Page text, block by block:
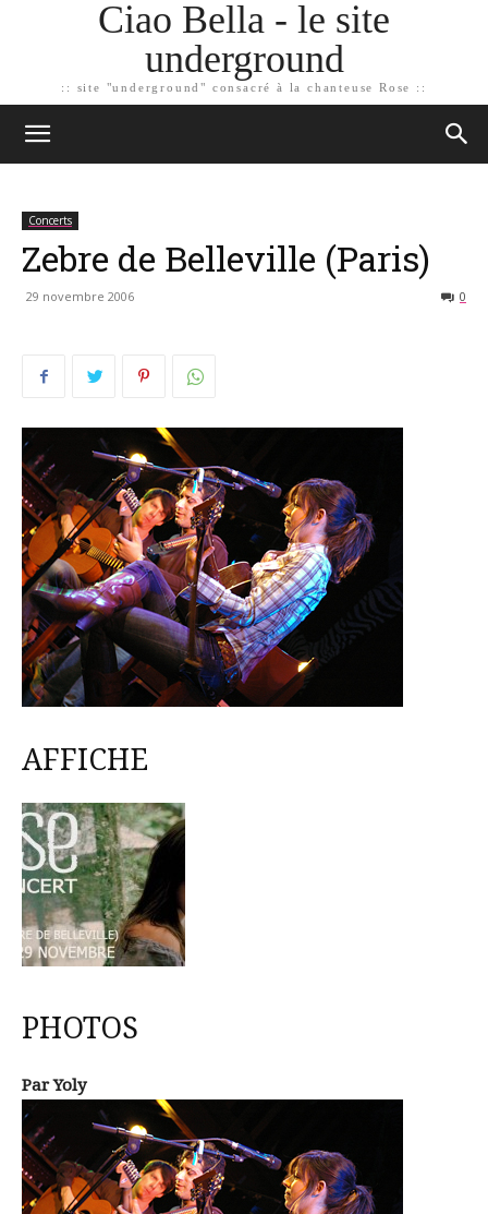
Ciao Bella - le site
underground
:: site "underground" consacré à la chanteuse Rose ::
Concerts
Zebre de Belleville (Paris)
29 novembre 2006 0
AFFICHE
PHOTOS
Par Yoly